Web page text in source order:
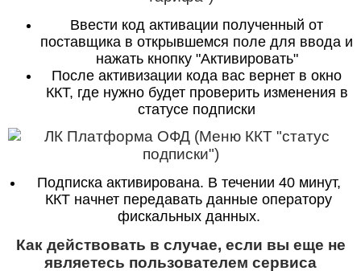
Ввести код активации полученный от
поставщика в открывшемся поле для ввода и
нажать кнопку "Активировать"
После активизации кода вас вернет в окно
ККТ, где нужно будет проверить изменения в
статусе подписки
Подписка активирована. В течении 40 минут,
ККТ начнет передавать данные оператору
фискальных данных.
Как действовать в случае, если вы еще не
являетесь пользователем сервиса